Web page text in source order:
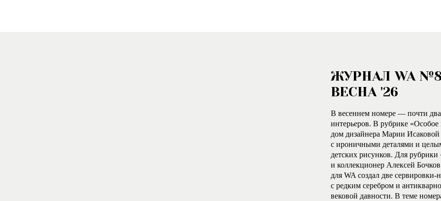
ЖУРНАЛ WA
ВЕСНА '26
В весеннем номере — почти два
интерьеров. В рубрике
дом дизайнера Марии
с ироничными деталями и
детских рисунков. Для рубрики
и коллекционер Алексей
для WA создал две сервировки-
с редким серебром и
вековой давности. В теме